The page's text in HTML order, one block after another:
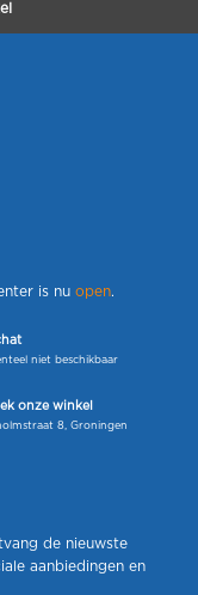
is nu open.
niet beschikbaar
onze winkel
8, Groningen
de nieuwste
aanbiedingen en